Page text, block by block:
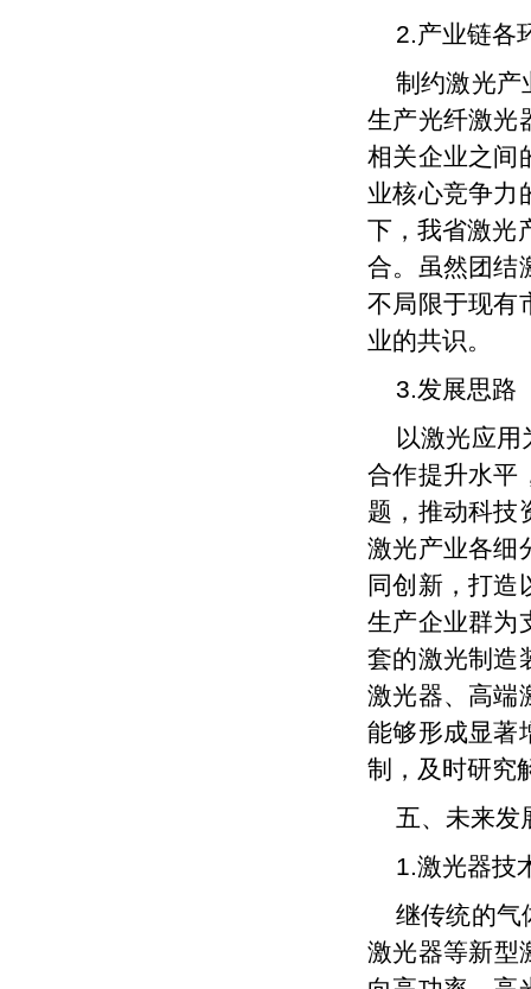
2.产业链各
制约激光产
生产光纤激光
相关企业之间
业核心竞争力
下，我省激光
合。虽然团结
不局限于现有
业的共识。
3.发展思路
以激光应
合作提升水平
题，推动科技
激光产业各细
同创新，打造
生产企业群为
套的激光制造
激光器、高端
能够形成显著
制，及时研究
五、未来发
1.激光器技
继传统的气
激光器等新型